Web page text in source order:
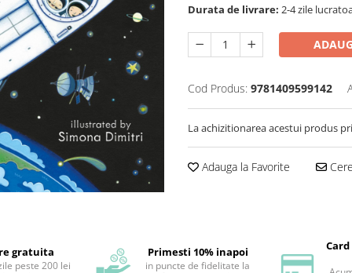
Durata de livrare: 2-4 zile
Cod Produs: 9781409599142
La achizitionarea acestui produs
Adauga la Favorite
gratuita
peste 200 lei
Primesti 10% inapoi
in puncte de fidelitate la